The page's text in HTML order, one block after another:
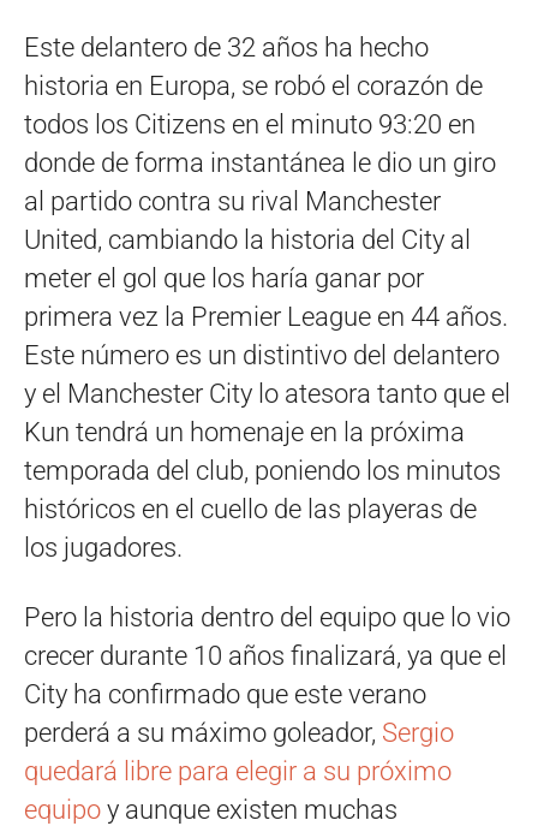
Este delantero de 32 años ha hecho
historia en Europa, se robó el corazón de
todos los Citizens en el minuto 93:20 en
donde de forma instantánea le dio un giro
al partido contra su rival Manchester
United, cambiando la historia del City al
meter el gol que los haría ganar por
primera vez la Premier League en 44 años.
Este número es un distintivo del delantero
y el Manchester City lo atesora tanto que el
Kun tendrá un homenaje en la próxima
temporada del club, poniendo los minutos
históricos en el cuello de las playeras de
los jugadores.
Pero la historia dentro del equipo que lo vio
crecer durante 10 años finalizará, ya que el
City ha confirmado que este verano
perderá a su máximo goleador, Sergio
quedará libre para elegir a su próximo
equipo y aunque existen muchas